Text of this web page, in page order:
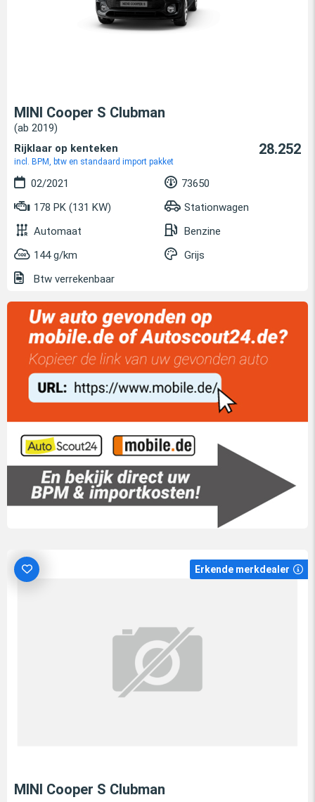
MINI Cooper S Clubman
(ab 2019)
Rijklaar op kenteken
incl. BPM, btw en standaard import pakket
28.252
02/2021
73650
178 PK (131 KW)
Stationwagen
Automaat
Benzine
144 g/km
Grijs
Btw verrekenbaar
Erkende merkdealer
MINI Cooper S Clubman